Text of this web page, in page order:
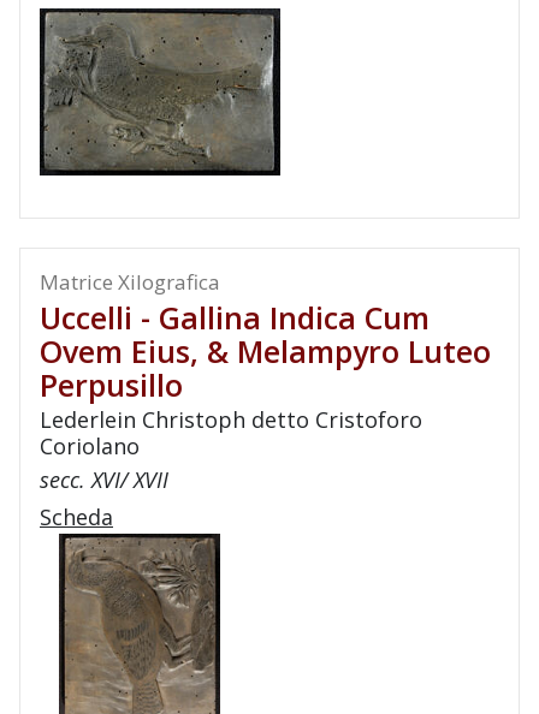
Matrice Xilografica
Uccelli - Gallina Indica Cum
Ovem Eius, & Melampyro Luteo
Perpusillo
Lederlein Christoph detto Cristoforo
Coriolano
secc. XVI/ XVII
Scheda